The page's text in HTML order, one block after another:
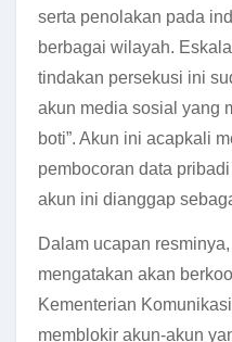
serta penolakan pada
berbagai wilayah.
tindakan persekusi ini
akun media sosial yang
boti”. Akun ini acapkali
pembocoran data
akun ini dianggap
Dalam ucapan
mengatakan akan
Kementerian
memblokir akun-akun